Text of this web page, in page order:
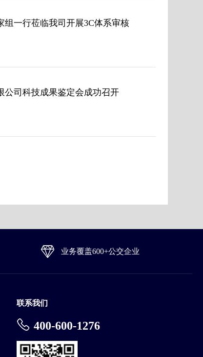
组一行莅临我司开展3C体系审核
公司科技成果鉴定会成功召开
业务覆盖600+公交企业
联系我们
400-600-1276